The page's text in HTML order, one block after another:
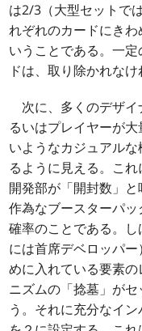
は2/3（大型セットで
れぞれのカードにき
いうことである。一
ドは、取り除かれなけ
次に、多くのデザイ
るいはプレイヤーが
いようなカジュアル
るように見える。これ
開発部が「開封数」
作為なブースターパ
確率のことである。
には首席デベロッパ
めに入れている要素
ニズムの「捻墓」が
う。それに充分なイ